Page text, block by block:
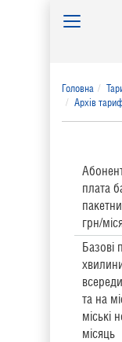
Toggle
Головна
Архів
плата
грн/
Базові
та на
міські
місяць